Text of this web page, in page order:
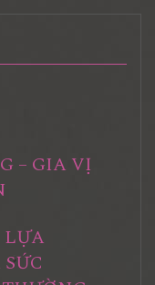
– GIA VỊ
LỰA